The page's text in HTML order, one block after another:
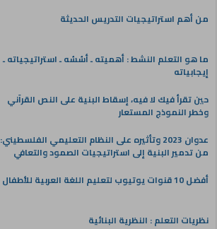
من أهم استراتيجيات التدريس الحديثة
ما هو التعلم النشط : أهميته ـ أسُسُه ـ استراتيجياته ـ
إيجابياته
حين تقرأ فيك لا فيه، إسقاط البنية على النص القرآني
وخطر النموذج المستعار
عدوان 2023 وتأثيره على النظام التعليمي الفلسطيني:
من تدمير البنية إلى استراتيجيات الصمود والتعافي
أفضل 10 قنوات يوتيوب لتعليم اللغة العربية للأطفال
نظريات التعلم : النظرية البنائية